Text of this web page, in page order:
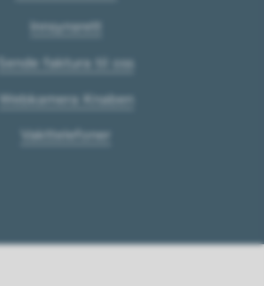
Innsynsrett
Sende faktura til oss
Webkamera Knaben
Vakttelefoner